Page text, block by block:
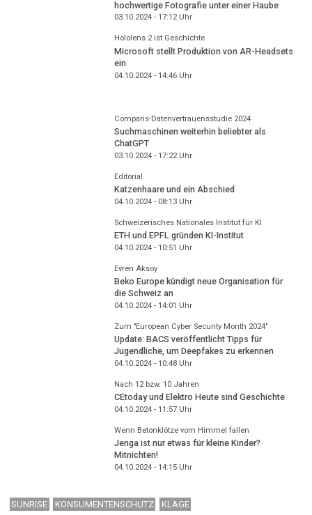
hochwertige Fotografie unter einer Haube
03.10.2024 - 17:12Uhr
Hololens 2 ist Geschichte
Microsoft stellt Produktion von AR-Headsets
ein
04.10.2024 - 14:46Uhr
Comparis-Datenvertrauensstudie 2024
Suchmaschinen weiterhin beliebter als
ChatGPT
03.10.2024 - 17:22Uhr
Editorial
Katzenhaare und ein Abschied
04.10.2024 - 08:13Uhr
Schweizerisches Nationales Institut für KI
ETH und EPFL gründen KI-Institut
04.10.2024 - 10:51 Uhr
Evren Aksoy
Beko Europe kündigt neue Organisation für
die Schweiz an
04.10.2024 - 14:01 Uhr
Zum "European Cyber Security Month 2024"
Update: BACS veröffentlicht Tipps für
Jugendliche, um Deepfakes zu erkennen
04.10.2024 - 10:48Uhr
Nach 12 bzw. 10 Jahren
CEtoday und Elektro Heute sind Geschichte
04.10.2024 - 11:57Uhr
Wenn Betonklötze vom Himmel fallen
Jenga ist nur etwas für kleine Kinder?
Mitnichten!
04.10.2024 - 14:15Uhr
SUNRISE KONSUMENTENSCHUTZ
KLAGE